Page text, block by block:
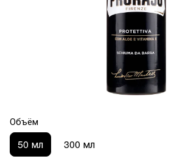
Объём
50 мл 300 мл